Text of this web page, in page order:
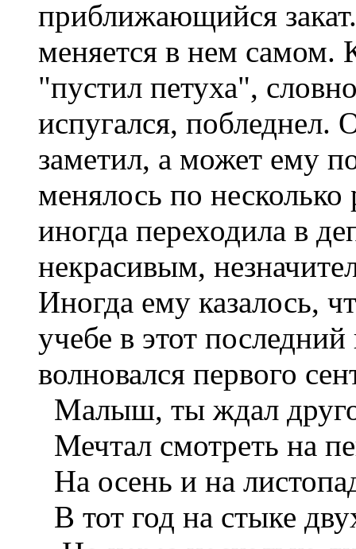
приближающийся
меняется в нем самом.
"пустил петуха",
испугался, побледнел.
заметил, а может ему
менялось по несколько
иногда переходила в
некрасивым,
Иногда ему казалось,
учебе в этот
волновался первого
Малыш, ты ждал
Мечтал смотреть на
На осень и на
В тот год на стыке